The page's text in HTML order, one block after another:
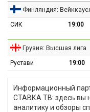
Финляндия:
СИК 19:00
Грузия: Высшая лига
Рустави 19:00
Информационный
СТАВКА ТВ: здесь вы
аналитику и обзоры